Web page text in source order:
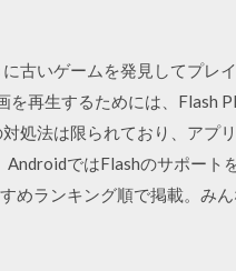
古いゲームを発見してプレ
再生するためには、Flash
処法は限られており、アプ
ではFlashのサポート
めランキング順で掲載。み